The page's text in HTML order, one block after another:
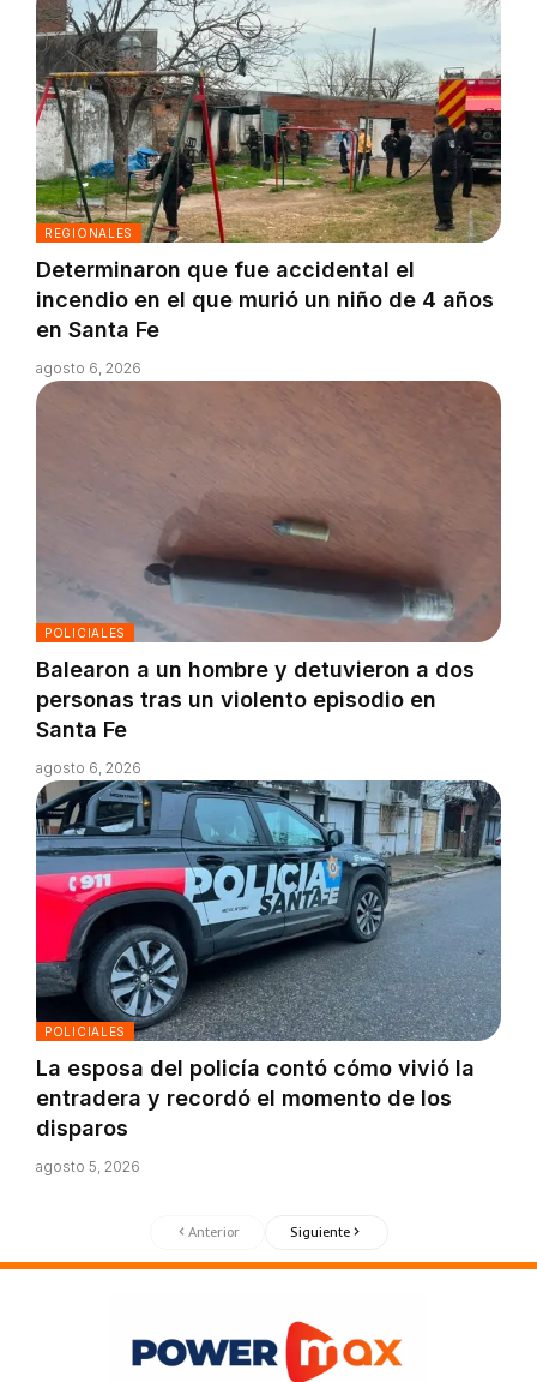
REGIONALES
Determinaron que fue accidental el
incendio en el que murió un niño de 4 años
en Santa Fe
agosto 6, 2026
POLICIALES
Balearon a un hombre y detuvieron a dos
personas tras un violento episodio en
Santa Fe
agosto 6, 2026
POLICIALES
La esposa del policía contó cómo vivió la
entradera y recordó el momento de los
disparos
agosto 5, 2026
Anterior Siguiente